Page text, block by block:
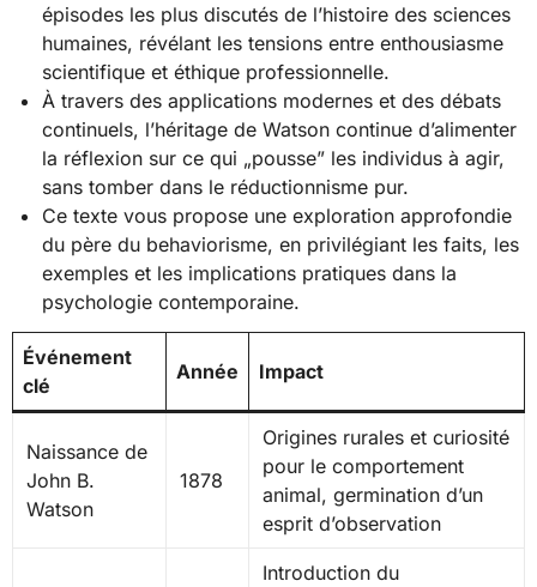
épisodes les plus discutés de l’histoire des sciences
humaines, révélant les tensions entre enthousiasme
scientifique et éthique professionnelle.
À travers des applications modernes et des débats
continuels, l’héritage de Watson continue d’alimenter
la réflexion sur ce qui „pousse” les individus à agir,
sans tomber dans le réductionnisme pur.
Ce texte vous propose une exploration approfondie
du père du behaviorisme, en privilégiant les faits, les
exemples et les implications pratiques dans la
psychologie contemporaine.
Événement
clé
Année Impact
Naissance de
John B.
Watson
1878
Origines rurales et curiosité
pour le comportement
animal, germination d’un
esprit d’observation
Introduction du